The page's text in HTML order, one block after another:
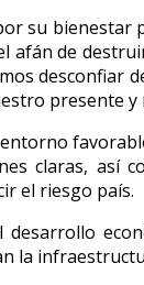
su
afán de
presente
claras, así
el riesgo país.
la